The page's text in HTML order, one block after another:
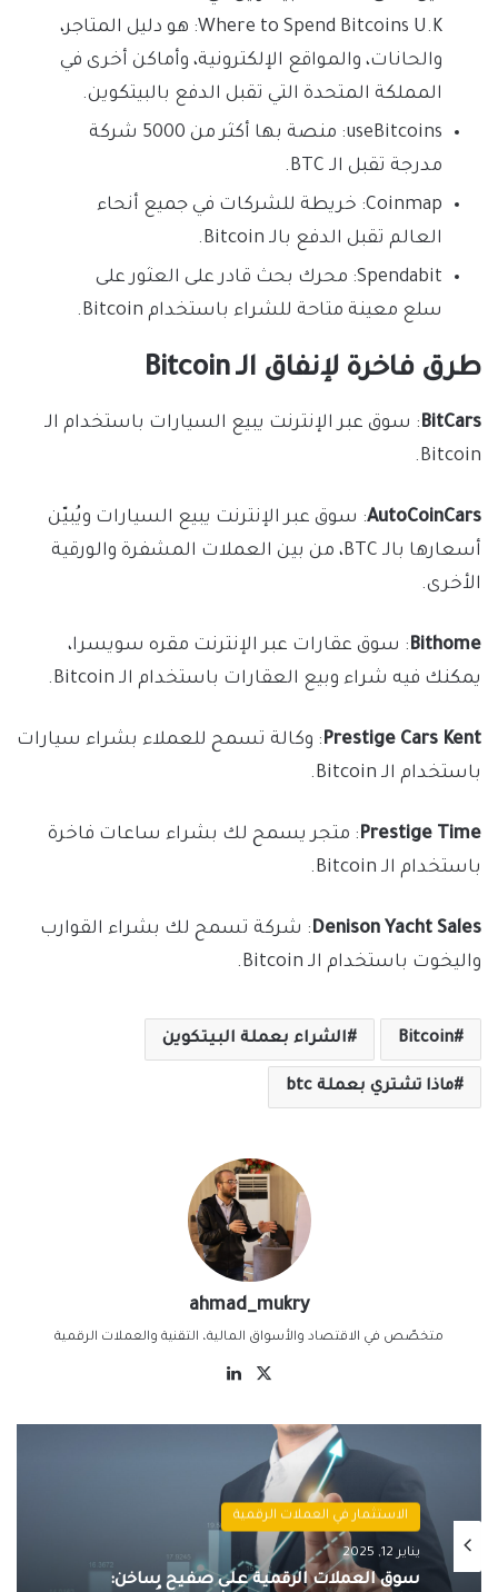
Where to Spend Bitcoins U.K: هو دليل المتاجر،
والحانات، والمواقع الإلكترونية، وأماكن أخرى في
المملكة المتحدة التي تقبل الدفع بالبيتكوين.
useBitcoins: منصة بها أكثر من 5000 شركة
مدرجة تقبل الـ BTC.
Coinmap: خريطة للشركات في جميع أنحاء
العالم تقبل الدفع بالـ Bitcoin.
Spendabit: محرك بحث قادر على العثور على
سلع معينة متاحة للشراء باستخدام Bitcoin.
طرق فاخرة لإنفاق الـ Bitcoin
BitCars: سوق عبر الإنترنت يبيع السيارات باستخدام الـ
Bitcoin.
AutoCoinCars: سوق عبر الإنترنت يبيع السيارات ويُبيّن
أسعارها بالـ BTC، من بين العملات المشفرة والورقية
الأخرى.
Bithome: سوق عقارات عبر الإنترنت مقره سويسرا،
يمكنك فيه شراء وبيع العقارات باستخدام الـ Bitcoin.
Prestige Cars Kent: وكالة تسمح للعملاء بشراء سيارات
باستخدام الـ Bitcoin.
Prestige Time: متجر يسمح لك بشراء ساعات فاخرة
باستخدام الـ Bitcoin.
Denison Yacht Sales: شركة تسمح لك بشراء القوارب
واليخوت باستخدام الـ Bitcoin.
Bitcoin الشراء بعملة البيتكوين
ماذا تشتري بعملة btc
ahmad_mukry
متخصّص في الاقتصاد والأسواق المالية، التقنية والعملات الرقمية
‫X
الاستثمار في العملات الرقمية
يناير 12, 2025
سوق العملات الرقمية على صفيح ساخن: